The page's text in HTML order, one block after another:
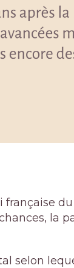
du
la
selon